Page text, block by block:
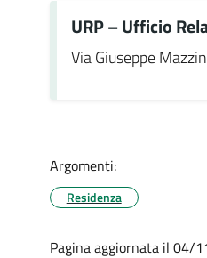
URP – Ufficio
Via Giuseppe
Argomenti:
Residenza
Pagina aggiornata il 04/